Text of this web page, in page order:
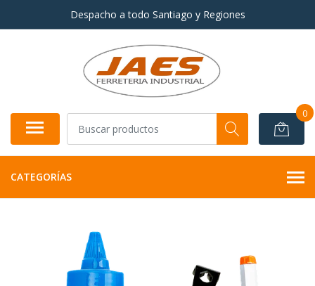
Despacho a todo Santiago y Regiones
0
CATEGORÍAS